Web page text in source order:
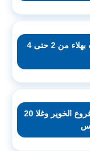
عروض الكرامة هايبر ماركت بهلاء من 2 حتى 4
عروض الكرامة هايبرماركت فروع الخوير وغلا 20